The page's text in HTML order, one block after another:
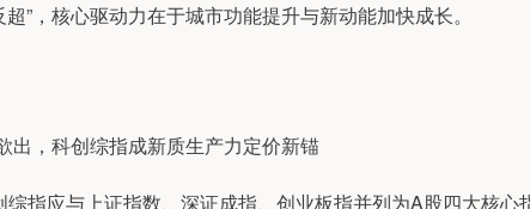
超”，核心驱动力在于城市功能提升与新动能加快成长。
出，科创综指成新质生产力定价新锚
指应与上证指数、深证成指、创业板指并列为A股四大核心